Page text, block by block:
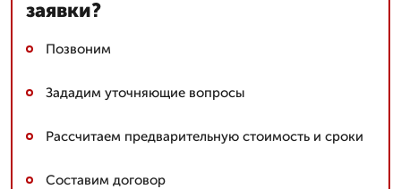
заявки?
Позвоним
Зададим уточняющие вопросы
Рассчитаем предварительную стоимость и сроки
Составим договор